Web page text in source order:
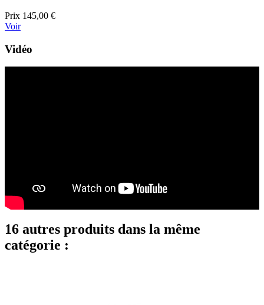
Prix 145,00 €
Voir
Vidéo
16 autres produits dans la même
catégorie :